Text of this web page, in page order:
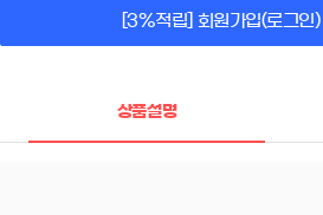
[3%적립] 회원가입(로그인)
상품설명